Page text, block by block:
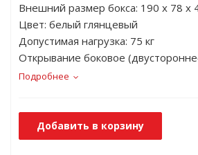
Внешний размер бокса: 190 х 78 х
Цвет: белый глянцевый
Допустимая нагрузка: 75 кг
Открывание боковое
Подробнее
Добавить в корзину